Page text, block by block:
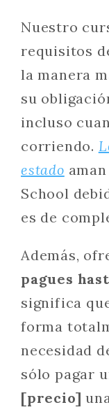
Nuestro
requisitos
la manera
su
incluso
corriendo.
estado
School
es de
Además,
pagues
significa
forma
necesidad
sólo pagar
[precio]